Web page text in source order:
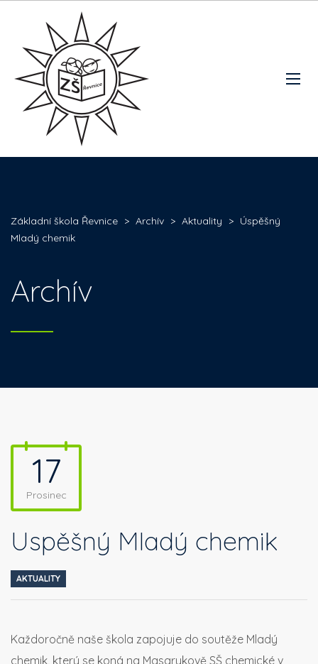
Základní škola Řevnice > Archív > Aktuality > Úspěšný
Mladý chemik
Archív
17
Prosinec
Úspěšný Mladý chemik
AKTUALITY
Každoročně naše škola zapojuje do soutěže Mladý
chemik, který se koná na Masarykově SŠ chemické v